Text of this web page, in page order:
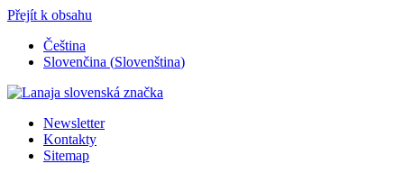
Přejít k obsahu
Čeština
Slovenčina (Slovenština)
Newsletter
Kontakty
Sitemap